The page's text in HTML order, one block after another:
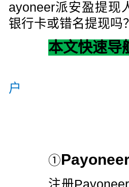
ayoneer派安盈提现
银行卡或错名提现吗？
本文快速导
户
①
注册Payoneer